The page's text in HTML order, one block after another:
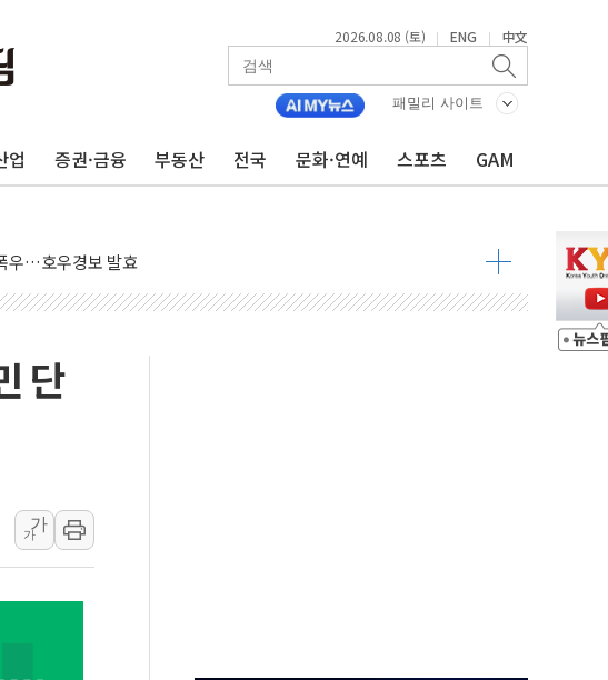
2026.08.08 (토) | ENG | 中文
패밀리 사이트
업 증권·금융 부동산 전국 문화·연예 스포츠 GAM
3.5m 높은 물결
대응기구 가동
명 고립…전원 구조
스 유성우 관측
부 조사
…체감온도 38도 넘으면 중단
비...가뭄 해소될 듯
기
규제단체' 타진
역전' vs 정청래 '격차 확대'
지 의혹 소명" 요구
인상 가능성 낮아지며 상승… STOXX 600 지수는 나흘 연속 최고치
단
가
가